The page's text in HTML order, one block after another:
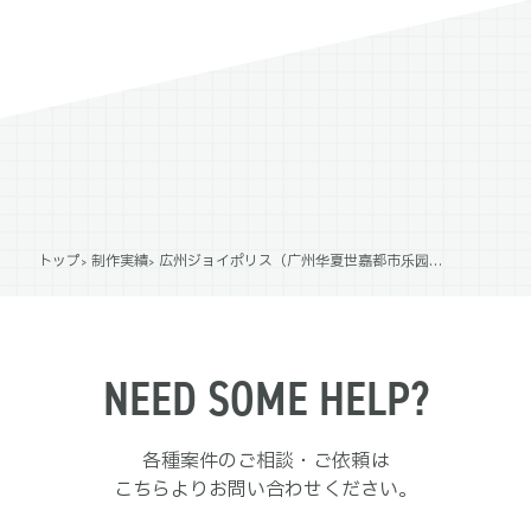
トップ 制作実績 広州ジョイポリス（广州华夏世嘉都市乐园）謎解き脱出スパイアトラクション「潜入城塞20min.（城堡逃脱 潜入任务20分钟）」
NEED SOME HELP?
各種案件のご相談・ご依頼は
こちらよりお問い合わせください。